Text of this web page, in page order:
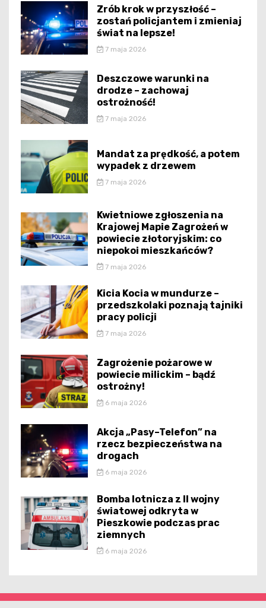
Zrób krok w przyszłość –
zostań policjantem i zmieniaj
świat na lepsze!
7 maja 2026
Deszczowe warunki na
drodze – zachowaj
ostrożność!
7 maja 2026
Mandat za prędkość, a potem
wypadek z drzewem
7 maja 2026
Kwietniowe zgłoszenia na
Krajowej Mapie Zagrożeń w
powiecie złotoryjskim: co
niepokoi mieszkańców?
7 maja 2026
Kicia Kocia w mundurze –
przedszkolaki poznają tajniki
pracy policji
7 maja 2026
Zagrożenie pożarowe w
powiecie milickim – bądź
ostrożny!
6 maja 2026
Akcja „Pasy–Telefon” na
rzecz bezpieczeństwa na
drogach
6 maja 2026
Bomba lotnicza z II wojny
światowej odkryta w
Pieszkowie podczas prac
ziemnych
6 maja 2026